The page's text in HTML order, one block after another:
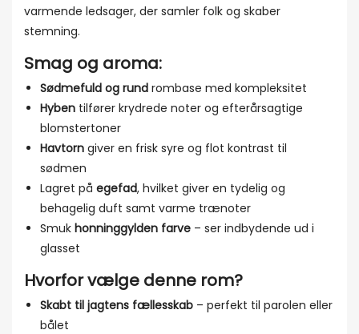
varmende ledsager, der samler folk og skaber
stemning.
Smag og aroma:
Sødmefuld og rund rombase med kompleksitet
Hyben tilfører krydrede noter og efterårsagtige
blomstertoner
Havtorn giver en frisk syre og flot kontrast til
sødmen
Lagret på egefad, hvilket giver en tydelig og
behagelig duft samt varme trænoter
Smuk honninggylden farve – ser indbydende ud i
glasset
Hvorfor vælge denne rom?
Skabt til jagtens fællesskab – perfekt til parolen eller
bålet